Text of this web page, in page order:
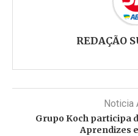
REDAÇÃO
Noticia
Grupo Koch participa
Aprendizes